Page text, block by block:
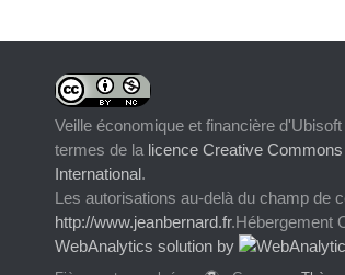
Veille économique et financière d'Ubisoft
termes de la licence Creative
International.
Les autorisations au-delà du champ de
http://www.jeanbernard.fr.Hébergement
WebAnalytics solution by